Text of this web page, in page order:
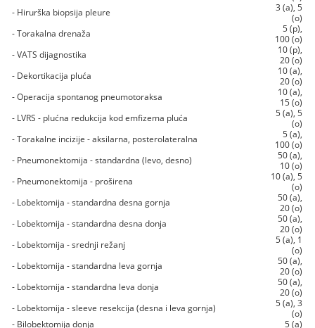
- Hirurška biopsija pleure
3 (a), 5
(o)
- Torakalna drenaža
5 (p),
100 (o)
- VATS dijagnostika
10 (p),
20 (o)
- Dekortikacija pluća
10 (a),
20 (o)
- Operacija spontanog pneumotoraksa
10 (a),
15 (o)
- LVRS - plućna redukcija kod emfizema pluća
5 (a), 5
(o)
- Torakalne incizije - aksilarna, posterolateralna
5 (a),
100 (o)
- Pneumonektomija - standardna (levo, desno)
50 (a),
10 (o)
- Pneumonektomija - proširena
10 (a), 5
(o)
- Lobektomija - standardna desna gornja
50 (a),
20 (o)
- Lobektomija - standardna desna donja
50 (a),
20 (o)
- Lobektomija - srednji režanj
5 (a), 1
(o)
- Lobektomija - standardna leva gornja
50 (a),
20 (o)
- Lobektomija - standardna leva donja
50 (a),
20 (o)
- Lobektomija - sleeve resekcija (desna i leva gornja)
5 (a), 3
(o)
- Bilobektomija donja
5 (a)